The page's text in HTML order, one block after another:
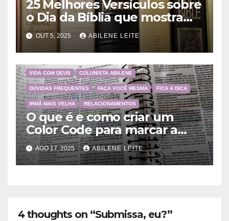
25 Melhores Versículos sobre
o Dia da Bíblia que mostram
a importância da Palavra de
Deus
OUT 5, 2025 ABILENE LEITE
VIDA COM DEUS COLUNISTA ABILENE
DÚVIDAS FREQUENTES FAÇA VOCÊ MESMA FICA A DICA
IRMÃ MAIS VELHA RELACIONAMENTOS
O que é e como criar um
Color Code para marcar a
Bíblia?
AGO 17, 2025 ABILENE LEITE
4 thoughts on “Submissa, eu?”